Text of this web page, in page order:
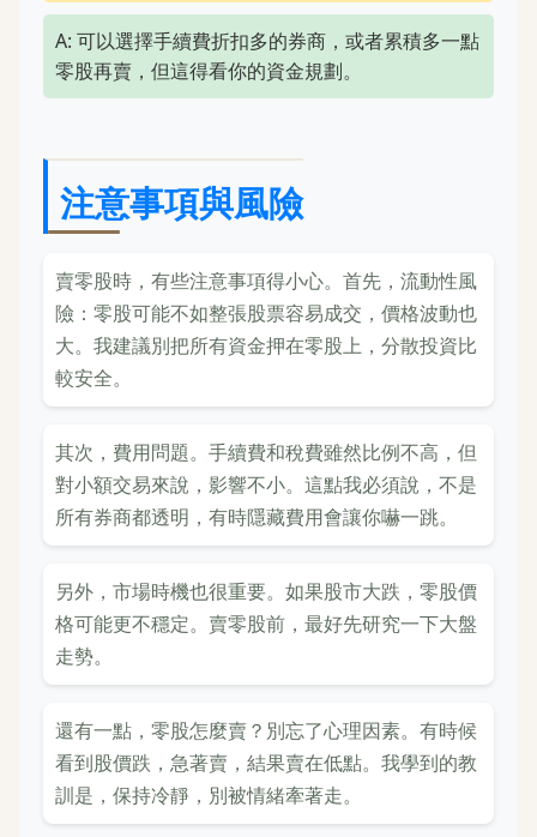
A: 可以選擇手續費折扣多的券商，或者累積多一點
零股再賣，但這得看你的資金規劃。
注意事項與風險
賣零股時，有些注意事項得小心。首先，流動性風
險：零股可能不如整張股票容易成交，價格波動也
大。我建議別把所有資金押在零股上，分散投資比
較安全。
其次，費用問題。手續費和稅費雖然比例不高，但
對小額交易來說，影響不小。這點我必須說，不是
所有券商都透明，有時隱藏費用會讓你嚇一跳。
另外，市場時機也很重要。如果股市大跌，零股價
格可能更不穩定。賣零股前，最好先研究一下大盤
走勢。
還有一點，零股怎麼賣？別忘了心理因素。有時候
看到股價跌，急著賣，結果賣在低點。我學到的教
訓是，保持冷靜，別被情緒牽著走。